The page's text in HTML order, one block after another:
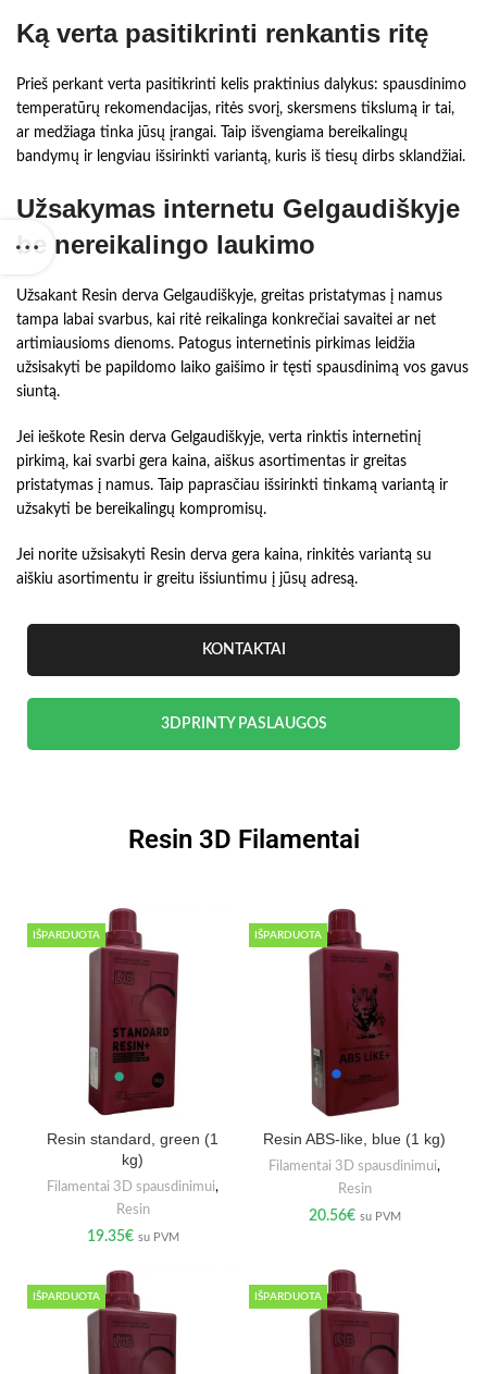
Ką verta pasitikrinti renkantis ritę
Prieš perkant verta pasitikrinti kelis praktinius dalykus: spausdinimo
temperatūrų rekomendacijas, ritės svorį, skersmens tikslumą ir tai,
ar medžiaga tinka jūsų įrangai. Taip išvengiama bereikalingų
bandymų ir lengviau išsirinkti variantą, kuris iš tiesų dirbs sklandžiai.
Užsakymas internetu Gelgaudiškyje
be nereikalingo laukimo
Užsakant Resin derva Gelgaudiškyje, greitas pristatymas į namus
tampa labai svarbus, kai ritė reikalinga konkrečiai savaitei ar net
artimiausioms dienoms. Patogus internetinis pirkimas leidžia
užsisakyti be papildomo laiko gaišimo ir tęsti spausdinimą vos gavus
siuntą.
Jei ieškote Resin derva Gelgaudiškyje, verta rinktis internetinį
pirkimą, kai svarbi gera kaina, aiškus asortimentas ir greitas
pristatymas į namus. Taip paprasčiau išsirinkti tinkamą variantą ir
užsakyti be bereikalingų kompromisų.
Jei norite užsisakyti Resin derva gera kaina, rinkitės variantą su
aiškiu asortimentu ir greitu išsiuntimu į jūsų adresą.
KONTAKTAI
3DPRINTY PASLAUGOS
Resin 3D Filamentai
IŠPARDUOTA
Resin standard, green (1
kg)
Filamentai 3D spausdinimui,
Resin
19.35€ su PVM
IŠPARDUOTA
Resin ABS-like, blue (1 kg)
Filamentai 3D spausdinimui,
Resin
20.56€ su PVM
IŠPARDUOTA IŠPARDUOTA